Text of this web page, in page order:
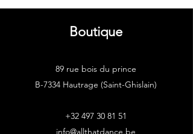
Boutique
89 rue bois du prince
B-7334 Hautrage (Saint-Ghislain)
+32 497 30 81 51
info@allthatdance.be